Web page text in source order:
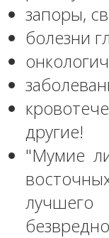
запоры,
болезни
другие!
"Мумие
лучшего